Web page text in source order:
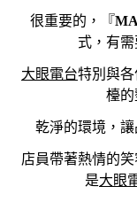
很重要的，『
式，有需
大眼電台特別與
檯的
乾淨的環境，
店員帶著熱情的
是大眼